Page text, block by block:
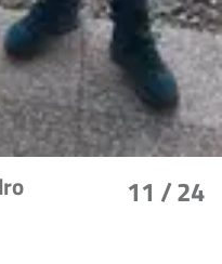
11 / 24